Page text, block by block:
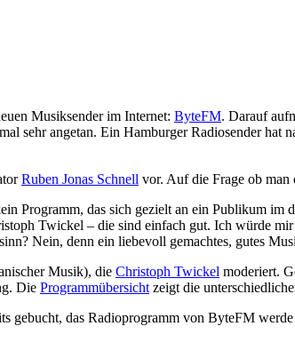
Musiksender im Internet: ByteFM. Darauf
sehr angetan. Ein Hamburger Radiosender
Ruben Jonas Schnell vor. Auf die Frage ob
Programm, das sich gezielt an ein Publikum im
Twickel – die sind einfach gut. Ich würde
Nein, denn ein liebevoll gemachtes, gutes
Musik), die Christoph Twickel moderiert.
Die Programmübersicht zeigt die
gebucht, das Radioprogramm von ByteFM